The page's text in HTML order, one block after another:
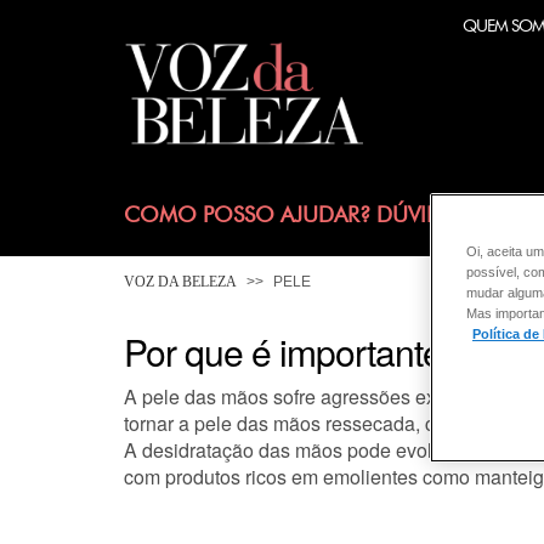
QUEM
COMO POSSO AJUDAR? DÚVIDAS SOBRE:
VOZ DA BELEZA PELE
Por que é importante
A pele das mãos sofre agressões externas
tornar a pele das mãos ressecada, causando
A desidratação das mãos pode evoluir,
com produtos ricos em emolientes como
Oi, aceita
possível,
mudar
Mas
Política de